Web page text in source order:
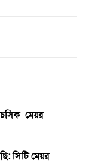
মেয়র
সিটি মেয়র